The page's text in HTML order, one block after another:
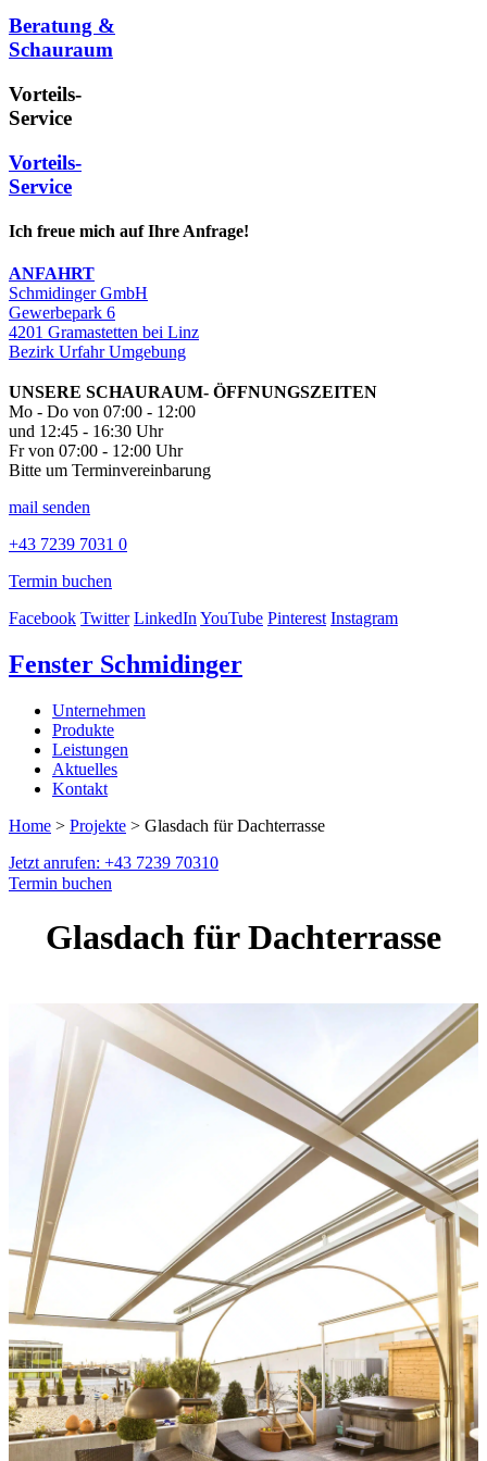
Beratung &
Schauraum
Vorteils-
Service
Vorteils-
Service
Ich freue mich auf Ihre Anfrage!
ANFAHRT
Schmidinger GmbH
Gewerbepark 6
4201 Gramastetten bei Linz
Bezirk Urfahr Umgebung
UNSERE SCHAURAUM- ÖFFNUNGSZEITEN
Mo - Do von 07:00 - 12:00
und 12:45 - 16:30 Uhr
Fr von 07:00 - 12:00 Uhr
Bitte um Terminvereinbarung
mail senden
+43 7239 7031 0
Termin buchen
Facebook Twitter LinkedInYouTube Pinterest Instagram
Fenster Schmidinger
Unternehmen
Produkte
Leistungen
Aktuelles
Kontakt
Home > Projekte > Glasdach für Dachterrasse
Jetzt anrufen: +43 7239 70310
Termin buchen
Glasdach für Dachterrasse